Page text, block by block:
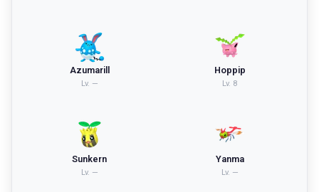
Azumarill
Lv. —
Hoppip
Lv. 8
Sunkern
Lv. —
Yanma
Lv. —